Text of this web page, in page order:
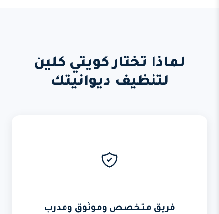
لماذا تختار كويتي كلين
لتنظيف ديوانيتك
فريق متخصص وموثوق ومدرب